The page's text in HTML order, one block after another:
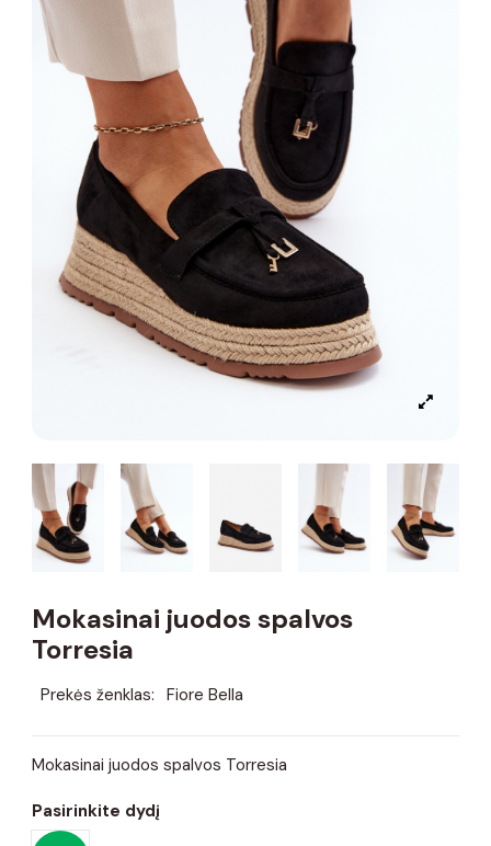
Mokasinai juodos spalvos
Torresia
Prekės ženklas: Fiore Bella
Mokasinai juodos spalvos Torresia
Pasirinkite dydį